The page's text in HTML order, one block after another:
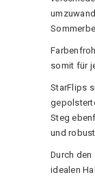
somit für
StarFlips
Steg
und
Durch
idealen